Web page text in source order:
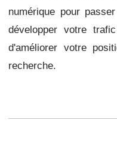
numérique pour
développer votre
d'améliorer votre
recherche.